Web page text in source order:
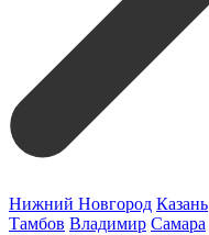
Нижний Новгород Казань
Тамбов Владимир Самара